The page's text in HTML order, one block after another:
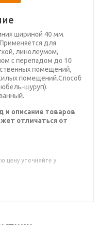
шириной 40 мм.
для
линолеумом,
с перепадом до 10
помещений,
помещений.Способ
шуруп).
описание товаров
отличаться от
цену уточняйте у